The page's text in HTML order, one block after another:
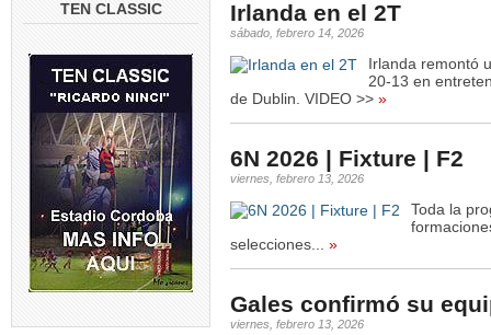
TEN CLASSIC Irlanda en el 2T
sábado, febrero 14, 2026
Irlanda remontó
20-13 en
de Dublin. VIDEO >> »
6N 2026 | Fixture | F2
viernes, febrero 13, 2026
Toda la
selecciones...
»
Gales confirmó su
viernes, febrero 13, 2026